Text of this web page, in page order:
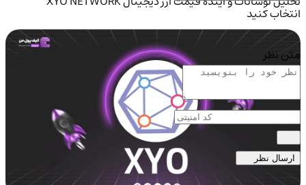
انتخاب کنید
متن نظر
ارسال نظر